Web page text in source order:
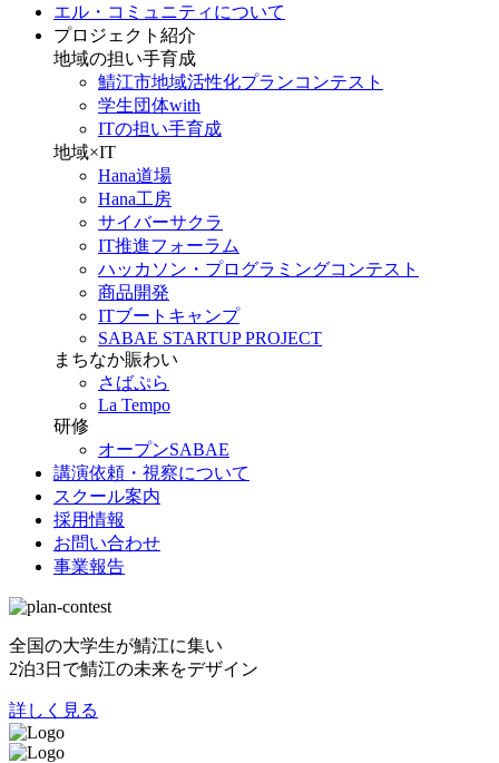
エル・コミュニティについて
プロジェクト紹介
地域の担い手育成
鯖江市地域活性化プランコンテスト
学生団体with
ITの担い手育成
地域×IT
Hana道場
Hana工房
サイバーサクラ
IT推進フォーラム
ハッカソン・プログラミングコンテスト
商品開発
ITブートキャンプ
SABAE STARTUP PROJECT
まちなか賑わい
さばぷら
La Tempo
研修
オープンSABAE
講演依頼・視察について
スクール案内
採用情報
お問い合わせ
事業報告
全国の大学生が鯖江に集い
2泊3日で鯖江の未来をデザイン
詳しく見る